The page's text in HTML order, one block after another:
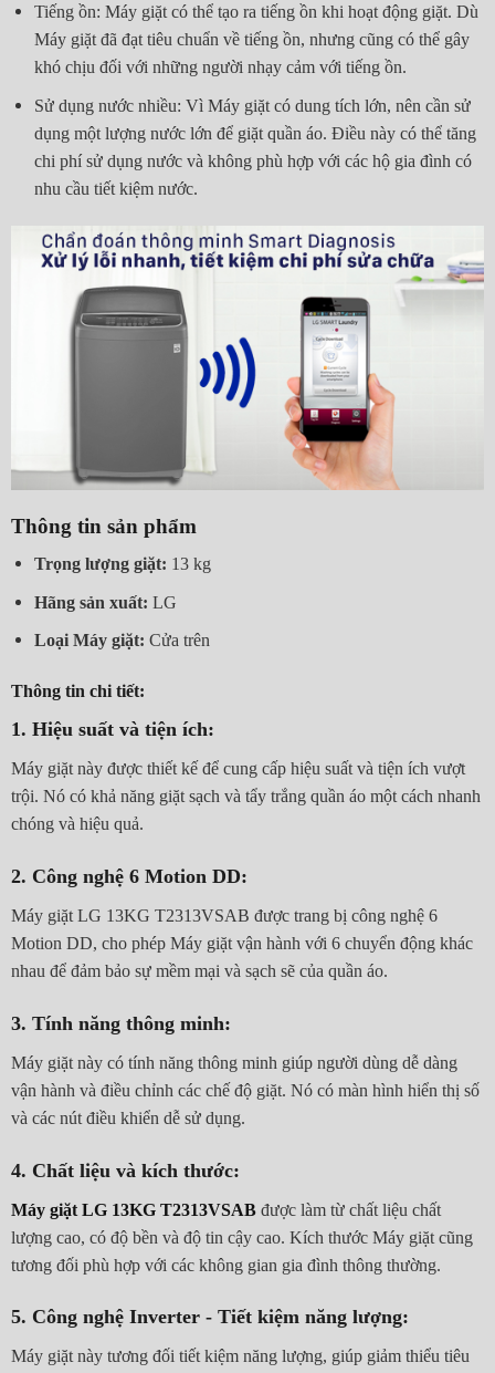
Tiếng ồn: Máy giặt có thể tạo ra tiếng ồn khi hoạt động giặt. Dù
Máy giặt đã đạt tiêu chuẩn về tiếng ồn, nhưng cũng có thể gây
khó chịu đối với những người nhạy cảm với tiếng ồn.
Sử dụng nước nhiều: Vì Máy giặt có dung tích lớn, nên cần sử
dụng một lượng nước lớn để giặt quần áo. Điều này có thể tăng
chi phí sử dụng nước và không phù hợp với các hộ gia đình có
nhu cầu tiết kiệm nước.
Thông tin sản phẩm
Trọng lượng giặt: 13 kg
Hãng sản xuất: LG
Loại Máy giặt: Cửa trên
Thông tin chi tiết:
1. Hiệu suất và tiện ích:
Máy giặt này được thiết kế để cung cấp hiệu suất và tiện ích vượt
trội. Nó có khả năng giặt sạch và tẩy trắng quần áo một cách nhanh
chóng và hiệu quả.
2. Công nghệ 6 Motion DD:
Máy giặt LG 13KG T2313VSAB được trang bị công nghệ 6
Motion DD, cho phép Máy giặt vận hành với 6 chuyển động khác
nhau để đảm bảo sự mềm mại và sạch sẽ của quần áo.
3. Tính năng thông minh:
Máy giặt này có tính năng thông minh giúp người dùng dễ dàng
vận hành và điều chỉnh các chế độ giặt. Nó có màn hình hiển thị số
và các nút điều khiển dễ sử dụng.
4. Chất liệu và kích thước:
Máy giặt LG 13KG T2313VSAB được làm từ chất liệu chất
lượng cao, có độ bền và độ tin cậy cao. Kích thước Máy giặt cũng
tương đối phù hợp với các không gian gia đình thông thường.
5. Công nghệ Inverter - Tiết kiệm năng lượng:
Máy giặt này tương đối tiết kiệm năng lượng, giúp giảm thiểu tiêu